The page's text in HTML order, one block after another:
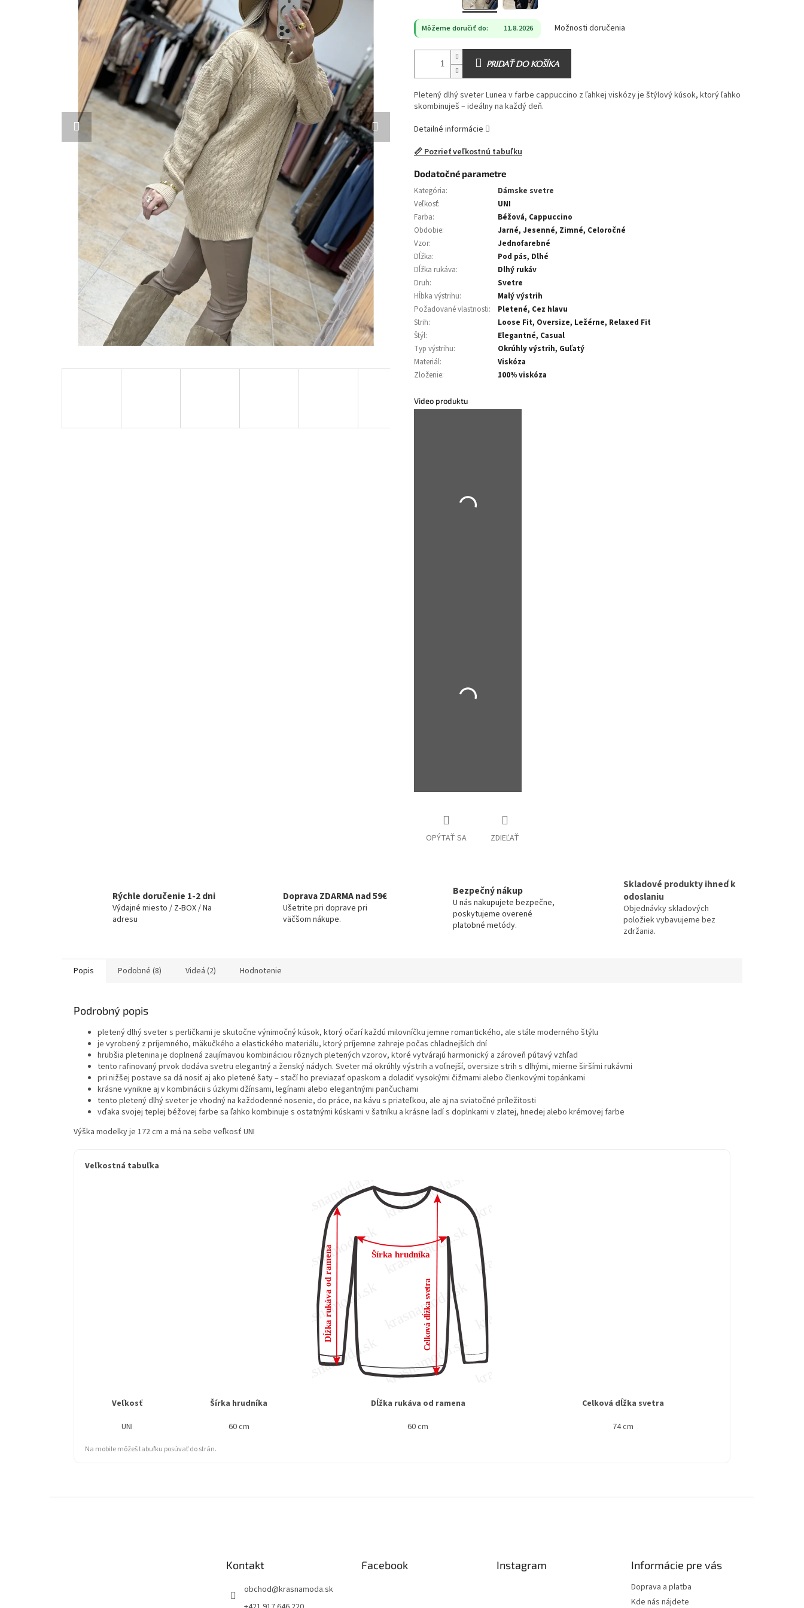
Môžeme doručiť do: 11.8.2026 Možnosti doručenia
PRIDAŤ DO KOŠÍKA
Pletený dlhý sveter Lunea v farbe cappuccino z ľahkej viskózy je štýlový kúsok, ktorý ľahko
skombinuješ – ideálny na každý deň.
Detailné informácie
📏 Pozrieť veľkostnú tabuľku
Dodatočné parametre
Kategória:
Dámske svetre
Veľkosť:
UNI
Farba:
Béžová, Cappuccino
Obdobie:
Jarné, Jesenné, Zimné, Celoročné
Vzor:
Jednofarebné
Dĺžka:
Pod pás, Dlhé
Dĺžka rukáva:
Dlhý rukáv
Druh:
Svetre
Hĺbka výstrihu:
Malý výstrih
Požadované vlastnosti:
Pletené, Cez hlavu
Strih:
Loose Fit, Oversize, Ležérne, Relaxed Fit
Štýl:
Elegantné, Casual
Typ výstrihu:
Okrúhly výstrih, Guľatý
Materiál:
Viskóza
Zloženie: 100% viskóza
Video produktu
OPÝTAŤ SA ZDIEĽAŤ
Rýchle doručenie 1-2 dni
Výdajné miesto / Z-BOX / Na
adresu
Doprava ZDARMA nad 59€
Ušetrite pri doprave pri
väčšom nákupe.
Bezpečný nákup
U nás nakupujete bezpečne,
poskytujeme overené
platobné metódy.
Skladové produkty ihneď k
odoslaniu
Objednávky skladových
položiek vybavujeme bez
zdržania.
Popis Podobné (8) Videá (2) Hodnotenie
Podrobný popis
pletený dlhý sveter s perličkami je skutočne výnimočný kúsok, ktorý očarí každú milovníčku jemne romantického, ale stále moderného štýlu
je vyrobený z príjemného, mäkučkého a elastického materiálu, ktorý príjemne zahreje počas chladnejších dní
hrubšia pletenina je doplnená zaujímavou kombináciou rôznych pletených vzorov, ktoré vytvárajú harmonický a zároveň pútavý vzhľad
tento rafinovaný prvok dodáva svetru elegantný a ženský nádych. Sveter má okrúhly výstrih a voľnejší, oversize strih s dlhými, mierne širšími rukávmi
pri nižšej postave sa dá nosiť aj ako pletené šaty – stačí ho previazať opaskom a doladiť vysokými čižmami alebo členkovými topánkami
krásne vynikne aj v kombinácii s úzkymi džínsami, legínami alebo elegantnými pančuchami
tento pletený dlhý sveter je vhodný na každodenné nosenie, do práce, na kávu s priateľkou, ale aj na sviatočné príležitosti
vďaka svojej teplej béžovej farbe sa ľahko kombinuje s ostatnými kúskami v šatníku a krásne ladí s doplnkami v zlatej, hnedej alebo krémovej farbe
Výška modelky je 172 cm a má na sebe veľkosť UNI
Veľkostná tabuľka
Veľkosť Šírka hrudníka Dĺžka rukáva od ramena
Celková dĺžka svetra
UNI
60 cm 60 cm 74 cm
Na mobile môžeš tabuľku posúvať do strán.
Kontakt
obchod@krasnamoda.sk
Facebook Instagram Informácie pre vás
Doprava a platba
Kde nás nájdete